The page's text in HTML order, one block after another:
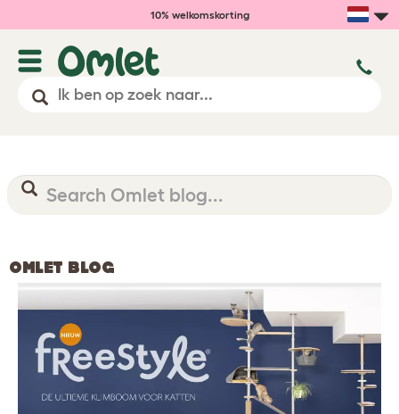
10% welkomskorting
OMLET BLOG